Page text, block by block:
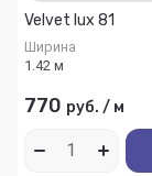
Velvet lux 81
Ширина
1.42 м
770 руб. / м